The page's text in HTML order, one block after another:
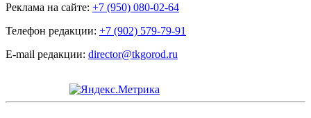
Реклама на сайте: +7 (950) 080-02-64
Телефон редакции: +7 (902) 579-79-91
E-mail редакции: director@tkgorod.ru